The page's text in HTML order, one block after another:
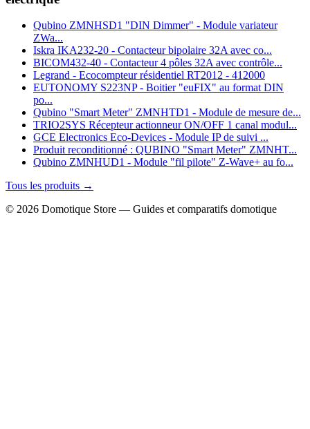
Qubino ZMNHSD1 "DIN Dimmer" - Module variateur
ZWa...
Iskra IKA232-20 - Contacteur bipolaire 32A avec co...
BICOM432-40 - Contacteur 4 pôles 32A avec contrôle...
Legrand - Ecocompteur résidentiel RT2012 - 412000
EUTONOMY S223NP - Boitier "euFIX" au format DIN
po...
Qubino "Smart Meter" ZMNHTD1 - Module de mesure de...
TRIO2SYS Récepteur actionneur ON/OFF 1 canal modul...
GCE Electronics Eco-Devices - Module IP de suivi ...
Produit reconditionné : QUBINO "Smart Meter" ZMNHT...
Qubino ZMNHUD1 - Module "fil pilote" Z-Wave+ au fo...
Tous les produits →
© 2026 Domotique Store — Guides et comparatifs domotique